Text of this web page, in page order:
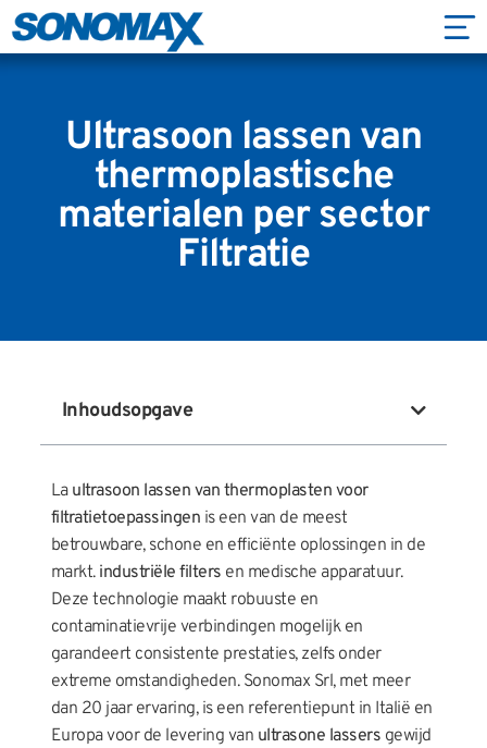
Ultrasoon lassen van
thermoplastische
materialen per sector
Filtratie
Inhoudsopgave
La ultrasoon lassen van thermoplasten voor
filtratietoepassingen is een van de meest
betrouwbare, schone en efficiënte oplossingen in de
markt. industriële filters en medische apparatuur.
Deze technologie maakt robuuste en
contaminatievrije verbindingen mogelijk en
garandeert consistente prestaties, zelfs onder
extreme omstandigheden. Sonomax Srl, met meer
dan 20 jaar ervaring, is een referentiepunt in Italië en
Europa voor de levering van ultrasone lassers gewijd